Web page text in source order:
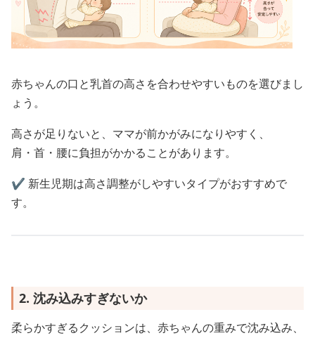
赤ちゃんの口と乳首の高さを合わせやすいものを選びまし
ょう。
高さが足りないと、ママが前かがみになりやすく、
肩・首・腰に負担がかかることがあります。
✔️ 新生児期は高さ調整がしやすいタイプがおすすめで
す。
2. 沈み込みすぎないか
柔らかすぎるクッションは、赤ちゃんの重みで沈み込み、